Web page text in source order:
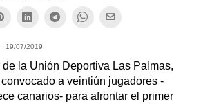
19/07/2019
de la Unión Deportiva Las Palmas,
a veintiún jugadores -
canarios- para afrontar el primer